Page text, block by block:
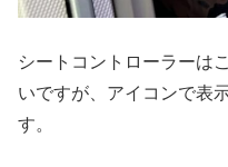
シートコントローラーは
いですが、アイコンで表
す。